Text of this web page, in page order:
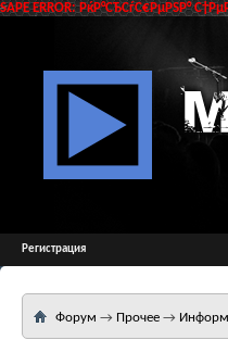
SAPE ERROR: РќР°СЂСѓС€РµРЅР°
Регистрация
Форум → Прочее →